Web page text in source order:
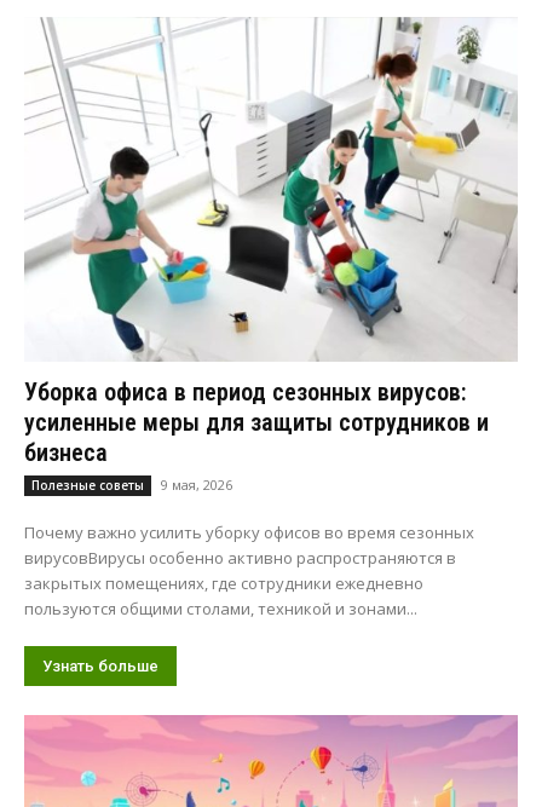
Уборка офиса в период сезонных вирусов:
усиленные меры для защиты сотрудников и
бизнеса
Полезные советы 9 мая, 2026
Почему важно усилить уборку офисов во время сезонных
вирусовВирусы особенно активно распространяются в
закрытых помещениях, где сотрудники ежедневно
пользуются общими столами, техникой и зонами...
Узнать больше